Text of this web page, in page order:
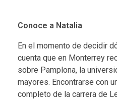
Conoce a Natalia
En el momento de decidir
cuenta que en Monterrey
sobre Pamplona, la
mayores. Encontrarse con
completo de la carrera de